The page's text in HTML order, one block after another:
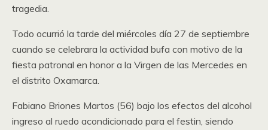
tragedia.
Todo ocurrió la tarde del miércoles día 27 de septiembre
cuando se celebrara la actividad bufa con motivo de la
fiesta patronal en honor a la Virgen de las Mercedes en
el distrito Oxamarca.
Fabiano Briones Martos (56) bajo los efectos del alcohol
ingreso al ruedo acondicionado para el festin, siendo